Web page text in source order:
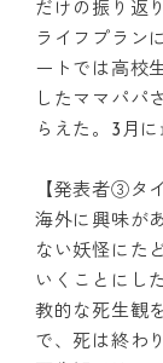
だけの振り返
ライフプラン
ートでは高校
したママパパ
らえた。3月
【発表者③タ
海外に興味が
ない妖怪にた
いくことにし
教的な死生観
で、死は終わ